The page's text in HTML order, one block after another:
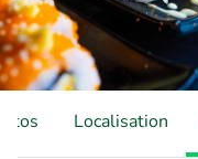
Localisation